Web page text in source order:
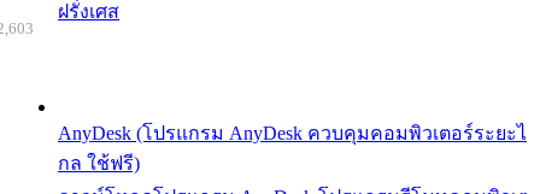
ฝรั่งเศส
AnyDesk (โปรแกรม AnyDesk ควบคุมคอมพิวเตอร์ระยะไ
กล ใช้ฟรี)